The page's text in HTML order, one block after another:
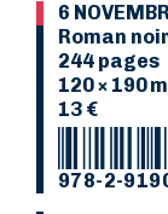
6
Roman
244 pages
120 × 190
13 €
978-2-